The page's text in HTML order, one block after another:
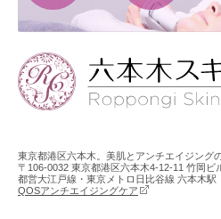
東京都港区六本木。美肌とアンチエイジング
〒106-0032 東京都港区六本木4-12-11 竹岡ビ
都営大江戸線・東京メトロ日比谷線 六本木
QOSアンチエイジングケア